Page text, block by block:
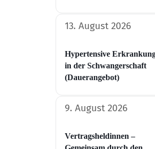
13. August 2026
Hypertensive
in der Schwangerschaft​
(Dauerangebot)
9. August 2026
Vertragsheldinnen –